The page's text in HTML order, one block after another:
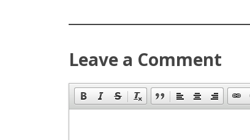
Leave a Comment